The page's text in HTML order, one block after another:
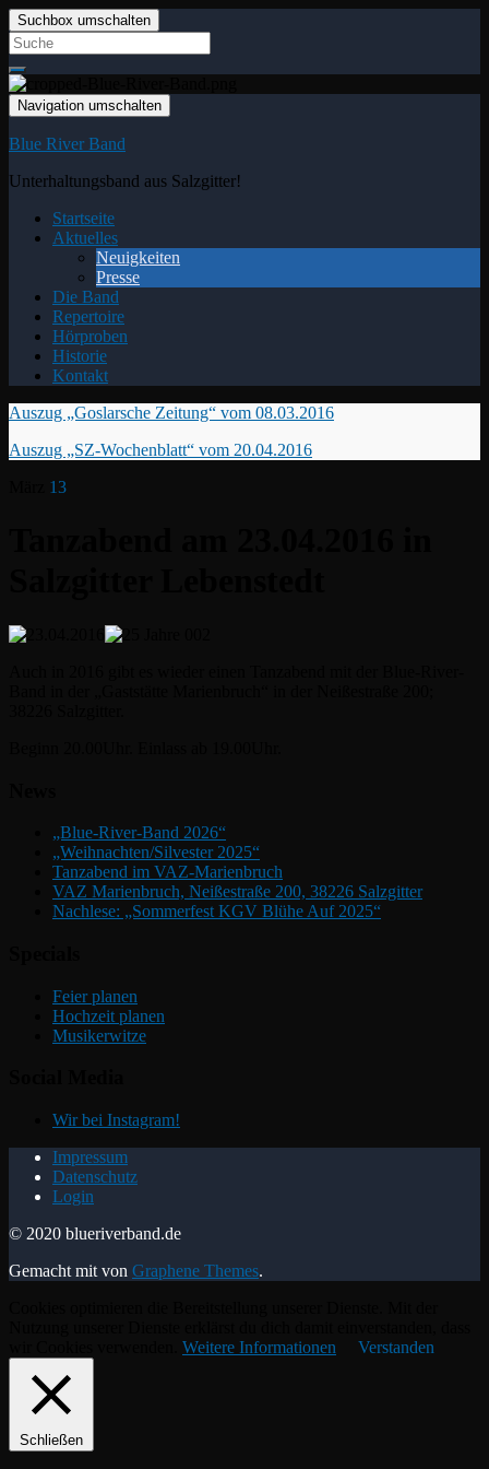
Suchbox umschalten
Search
for:
Navigation umschalten
Blue River Band
Unterhaltungsband aus Salzgitter!
Startseite
Aktuelles
Neuigkeiten
Presse
Die Band
Repertoire
Hörproben
Historie
Kontakt
Auszug „Goslarsche Zeitung“ vom 08.03.2016
Auszug „SZ-Wochenblatt“ vom 20.04.2016
13
„Blue-River-Band 2026“
„Weihnachten/Silvester 2025“
Tanzabend im VAZ-Marienbruch
VAZ Marienbruch, Neißestraße 200, 38226 Salzgitter
Nachlese: „Sommerfest KGV Blühe Auf 2025“
Feier planen
Hochzeit planen
Musikerwitze
Wir bei Instagram!
Impressum
Datenschutz
Login
© 2020 blueriverband.de
Gemacht mit von Graphene Themes.
Weitere Informationen Verstanden
Schließen